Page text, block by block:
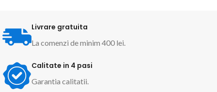
Livrare gratuita
La comenzi de minim 400 lei.
Calitate in 4 pasi
Garantia calitatii.